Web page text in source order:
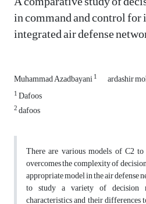
in command and control
integrated air defense
Muhammad Azadbayani1 ardashir
1Dafoos
2dafoos
There are various models of C2
overcomes the complexity of
appropriate model in the air defense
to study a variety of decision
characteristics and their differences